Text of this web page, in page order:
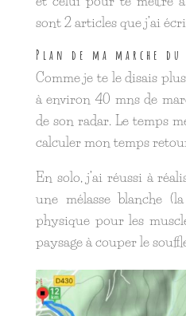
sont 2 articles que j’ai
Plan de ma marche
Comme je te le disais
à environ 40 mns de
de son radar. Le temps
calculer mon temps
En solo, j’ai réussi à
une mélasse blanche
physique pour les
paysage à couper le